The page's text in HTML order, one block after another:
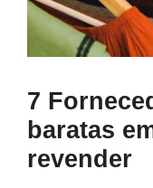
7
baratas
revender